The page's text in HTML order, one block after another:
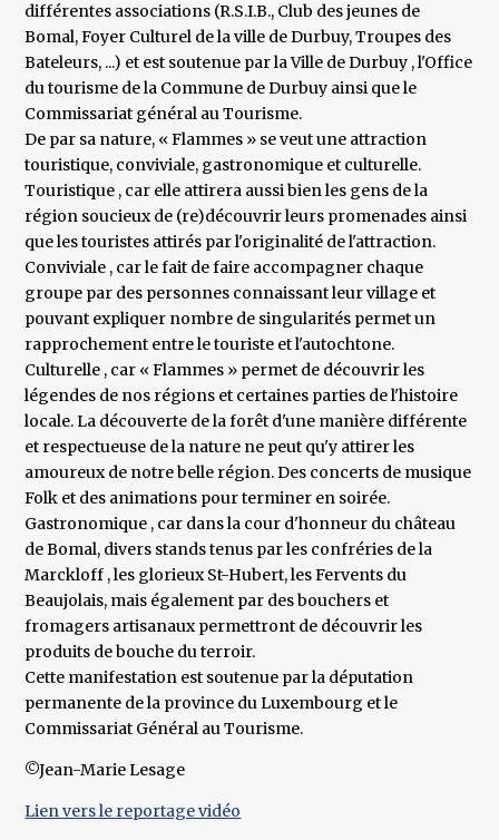
différentes associations (R.S.I.B., Club des jeunes de
Bomal, Foyer Culturel de la ville de Durbuy, Troupes des
Bateleurs, ...) et est soutenue par la Ville de Durbuy , l'Office
du tourisme de la Commune de Durbuy ainsi que le
Commissariat général au Tourisme.
De par sa nature, « Flammes » se veut une attraction
touristique, conviviale, gastronomique et culturelle.
Touristique , car elle attirera aussi bien les gens de la
région soucieux de (re)découvrir leurs promenades ainsi
que les touristes attirés par l'originalité de l'attraction.
Conviviale , car le fait de faire accompagner chaque
groupe par des personnes connaissant leur village et
pouvant expliquer nombre de singularités permet un
rapprochement entre le touriste et l'autochtone.
Culturelle , car « Flammes » permet de découvrir les
légendes de nos régions et certaines parties de l'histoire
locale. La découverte de la forêt d'une manière différente
et respectueuse de la nature ne peut qu'y attirer les
amoureux de notre belle région. Des concerts de musique
Folk et des animations pour terminer en soirée.
Gastronomique , car dans la cour d'honneur du château
de Bomal, divers stands tenus par les confréries de la
Marckloff , les glorieux St-Hubert, les Fervents du
Beaujolais, mais également par des bouchers et
fromagers artisanaux permettront de découvrir les
produits de bouche du terroir.
Cette manifestation est soutenue par la députation
permanente de la province du Luxembourg et le
Commissariat Général au Tourisme.
©Jean-Marie Lesage
Lien vers le reportage vidéo